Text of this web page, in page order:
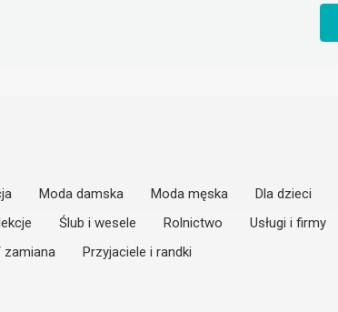
Moda damska Moda męska Dla dzieci
Ślub i wesele Rolnictwo Usługi i firmy
zamiana
Przyjaciele i randki